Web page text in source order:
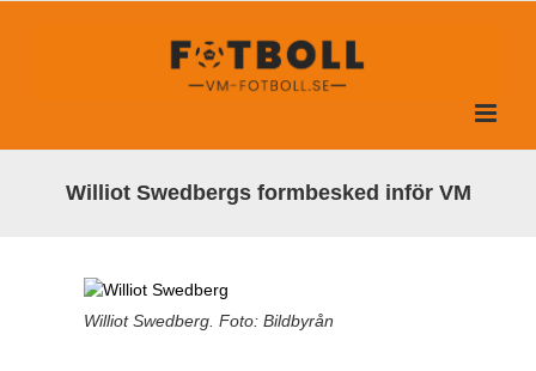
Williot Swedbergs formbesked inför VM
Williot Swedberg. Foto: Bildbyrån